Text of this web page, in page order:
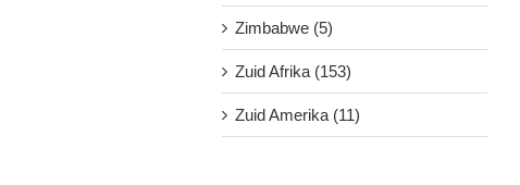
Zimbabwe (5)
Zuid Afrika (153)
Zuid Amerika (11)